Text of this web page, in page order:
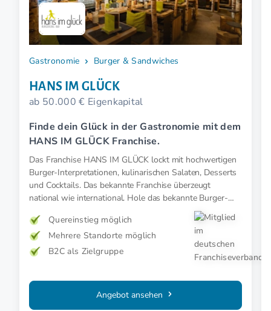
Gastronomie Burger & Sandwiches
HANS IM GLÜCK
ab 50.000 € Eigenkapital
Finde dein Glück in der Gastronomie mit dem
HANS IM GLÜCK Franchise.
Das Franchise HANS IM GLÜCK lockt mit hochwertigen
Burger-Interpretationen, kulinarischen Salaten, Desserts
und Cocktails. Das bekannte Franchise überzeugt
national wie international. Hole das bekannte Burger-
Quereinstieg möglich
Mehrere Standorte möglich
B2C als Zielgruppe
Angebot ansehen